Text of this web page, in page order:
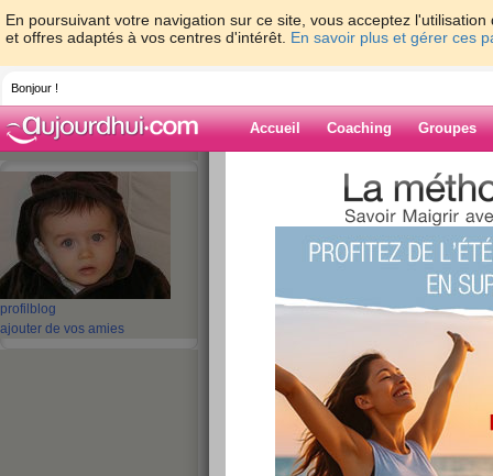
En poursuivant votre navigation sur ce site, vous acceptez
et offres adaptés à vos centres d'intérêt. En savoir plus et gérer ces
Bonjour !
Accueil Coaching Groupes
profil blog
ajouter de vos amies
>
Blog de Elitacat
‹ Préc. 1 2 3 4 5
Un petit retour
publié le 23/05/2009 à 11:45